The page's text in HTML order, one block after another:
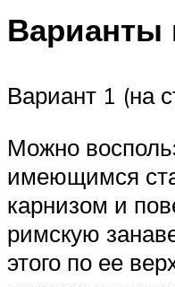
Варианты
Вариант 1 (на
Можно
имеющимся
карнизом и
римскую
этого по ее